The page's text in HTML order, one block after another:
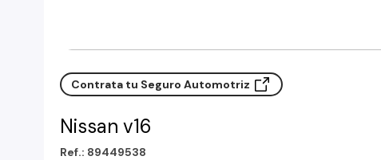
Contrata tu Seguro Automotriz
Nissan v16
Ref.: 89449538